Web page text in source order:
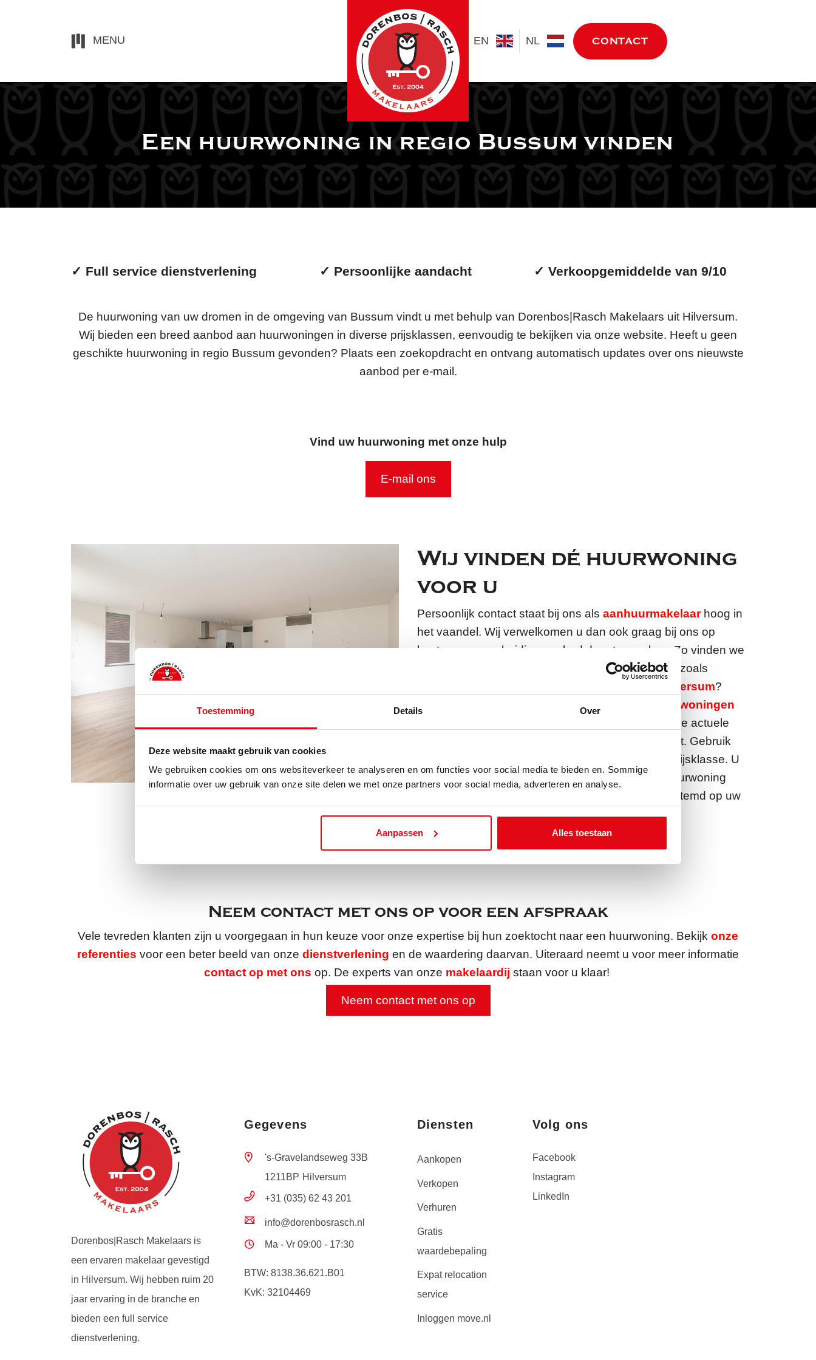
Toestemming Details Over
Deze website maakt gebruik van cookies
We gebruiken cookies om ons websiteverkeer te analyseren en om functies voor social media te bieden en. Sommige
informatie over uw gebruik van onze site delen we met onze partners voor social media, adverteren en analyse.
Aanpassen Alles toestaan
MENU EN NL CONTACT
Een huurwoning in regio Bussum vinden
✓ Full service dienstverlening ✓ Persoonlijke aandacht ✓ Verkoopgemiddelde van 9/10
De huurwoning van uw dromen in de omgeving van Bussum vindt u met behulp van Dorenbos|Rasch Makelaars uit Hilversum.
Wij bieden een breed aanbod aan huurwoningen in diverse prijsklassen, eenvoudig te bekijken via onze website. Heeft u geen
geschikte huurwoning in regio Bussum gevonden? Plaats een zoekopdracht en ontvang automatisch updates over ons nieuwste
aanbod per e-mail.
Vind uw huurwoning met onze hulp
E-mail ons
Wij vinden dé huurwoning
voor u
Persoonlijk contact staat bij ons als aanhuurmakelaarhoog in
het vaandel. Wij verwelkomen u dan ook graag bij ons op
kantoor om ons huidige aanbod door te spreken. Zo vinden we
samen de ideale huurwoning in de Gooise Meren, zoals
huis huren in Hilversum?
Ook dat is mogelijk bij ons! Onsaanbod aan huurwoningen
is namelijk erg veelzijdig. Oriënteer u online op onze actuele
huurwoningen en vind snel de woning die bij u past. Gebruik
handige filters zoals plaats, wijk, type woning en prijsklasse. U
kunt zelfs zoeken op exact adres om uw ideale huurwoning
snel te vinden. Gemakkelijk, snel en volledig afgestemd op uw
woonwensen!
Bel ons: +31 (035) 62 43 201
Neem contact met ons op voor een afspraak
Vele tevreden klanten zijn u voorgegaan in hun keuze voor onze expertise bij hun zoektocht naar een huurwoning. Bekijk onze
referenties voor een beter beeld van onze dienstverlening en de waardering daarvan. Uiteraard neemt u voor meer informatie
contact op met ons op. De experts van onze makelaardij staan voor u klaar!
Neem contact met ons op
Dorenbos|Rasch Makelaars is
een ervaren makelaar gevestigd
in Hilversum. Wij hebben ruim 20
jaar ervaring in de branche en
bieden een full service
dienstverlening.
Gegevens
's-Gravelandseweg 33B
1211BP Hilversum
+31 (035) 62 43 201
info@dorenbosrasch.nl
Ma - Vr 09:00 - 17:30
BTW: 8138.36.621.B01
KvK: 32104469
Diensten
Aankopen
Verkopen
Verhuren
Gratis
waardebepaling
Expat relocation
service
Inloggen move.nl
Volg ons
Facebook
Instagram
LinkedIn